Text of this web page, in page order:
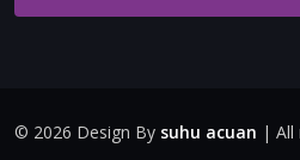
© 2026 Design By suhu acuan | All